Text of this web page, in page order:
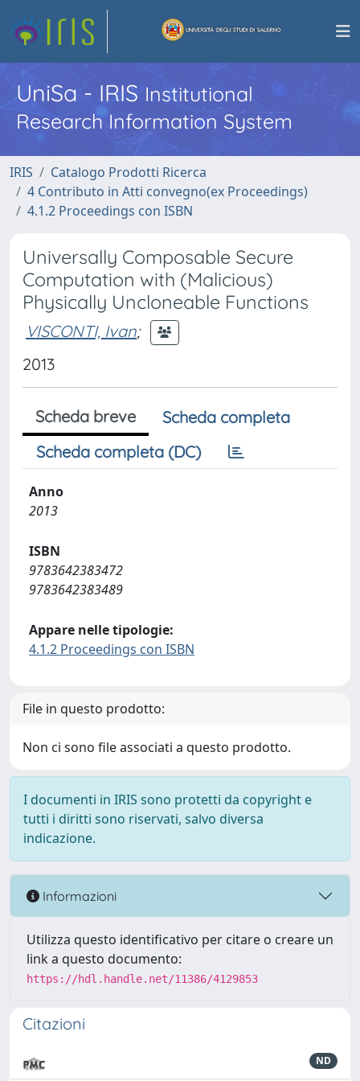
UniSa - IRISInstitutional
Research Information System
IRIS
Catalogo Prodotti Ricerca
4 Contributo in Atti convegno(ex Proceedings)
4.1.2 Proceedings con ISBN
Universally Composable Secure
Computation with (Malicious)
Physically Uncloneable Functions
VISCONTI, Ivan;
2013
Scheda breve
Scheda completa
Scheda completa (DC)
Anno
2013
ISBN
9783642383472
9783642383489
Appare nelle tipologie:
4.1.2 Proceedings con ISBN
File in questo prodotto:
Non ci sono file associati a questo prodotto.
I documenti in IRIS sono protetti da copyright e
tutti i diritti sono riservati, salvo diversa
indicazione.
Informazioni
Utilizza questo identificativo per citare o creare un
link a questo documento:
https://hdl.handle.net/11386/4129853
Citazioni
ND